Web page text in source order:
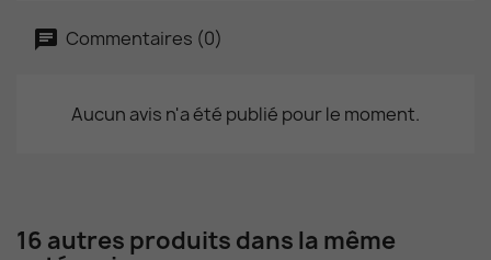
Commentaires (0)
Aucun avis n'a été publié pour le moment.
16 autres produits dans la même